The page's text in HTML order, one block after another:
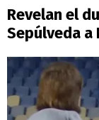
Revelan el
Sepúlveda a